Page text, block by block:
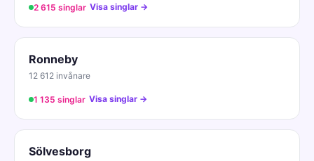
2 615 singlar Visa singlar →
Ronneby
12 612 invånare
1 135 singlar Visa singlar →
Sölvesborg